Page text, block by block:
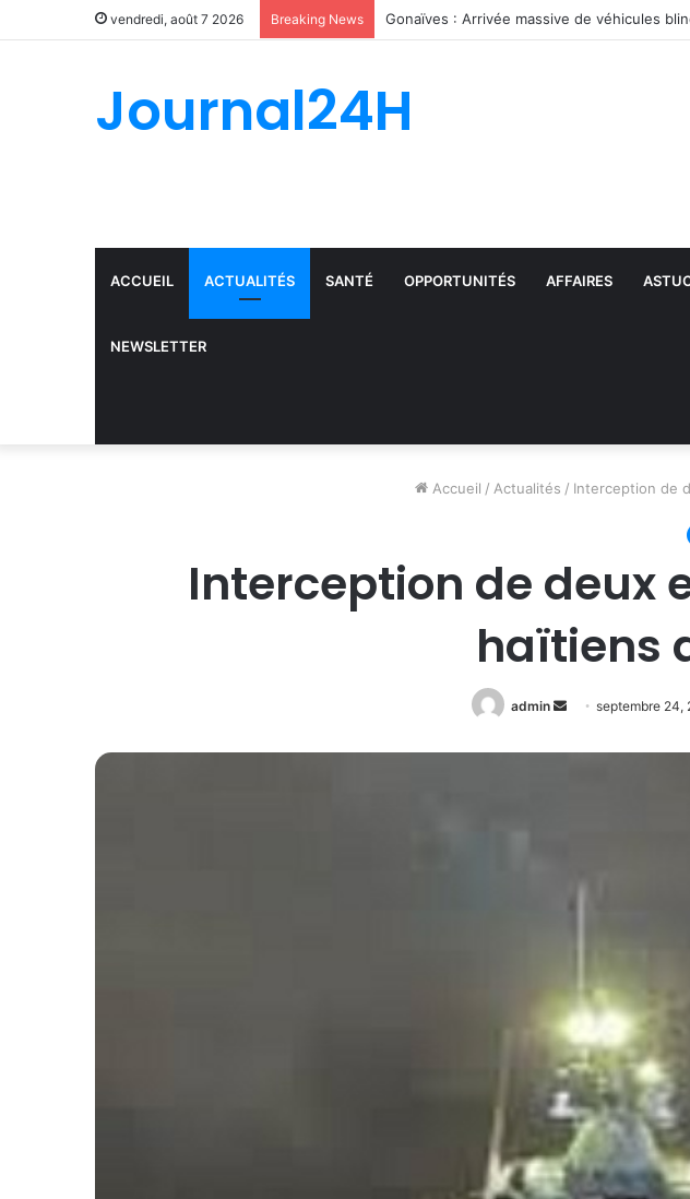
vendredi, août 7 2026 Breaking News Record d’arrestations par l’ICE : Plus de
Journal24H
ACCUEIL ACTUALITÉS SANTÉ OPPORTUNITÉS AFFAIRES
NEWSLETTER
Accueil / Actualités / Interception de
Interception de deux
haïtiens
admin
Envoyer
courriel
septembre 24,